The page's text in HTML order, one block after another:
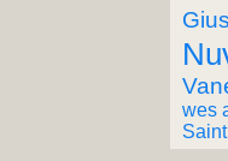
wes